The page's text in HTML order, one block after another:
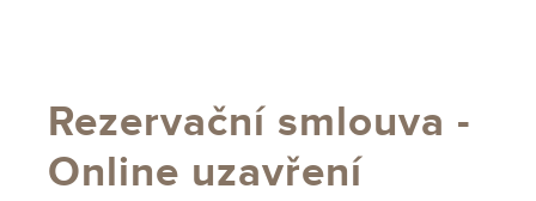
Rezervační smlouva -
Online uzavření